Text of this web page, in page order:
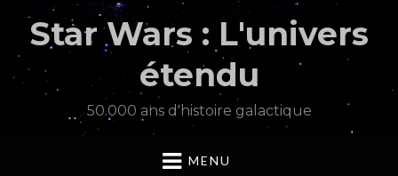
Star Wars : L'univers
étendu
50.000 ans d'histoire galactique
MENU